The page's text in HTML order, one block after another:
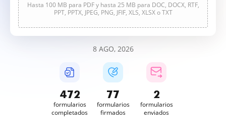
Hasta 100 MB para PDF y hasta 25 MB para DOC, DOCX, RTF,
PPT, PPTX, JPEG, PNG, JFIF, XLS, XLSX o TXT
8 AGO, 2026
472
formularios
completados
77
formularios
firmados
2
formularios
enviados